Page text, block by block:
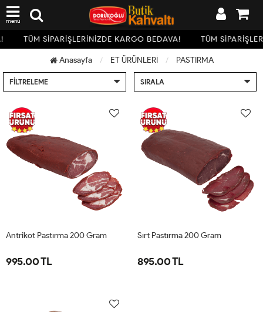
menü
TÜM SİPARİŞLERİNİZDE KARGO BEDAVA! TÜM
Anasayfa ET ÜRÜNLERİ PASTIRMA
FILTRELEME SIRALA
Antrikot Pastırma 200 Gram
995.00 TL
Sırt Pastırma 200 Gram
895.00 TL